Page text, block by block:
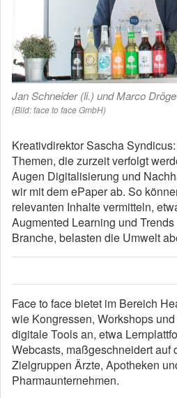
Jan Schneider (li.) und Marco
(Bild: face to face GmbH)
Kreativdirektor Sascha
Themen, die zurzeit verfolgt
Augen Digitalisierung und
wir mit dem ePaper ab. So
relevanten Inhalte vermitteln,
Augmented Learning und
Branche, belasten die Umwelt
Face to face bietet im Bereich
wie Kongressen, Workshops
digitale Tools an, etwa
Webcasts, maßgeschneidert auf
Zielgruppen Ärzte, Apotheken
Pharmaunternehmen.